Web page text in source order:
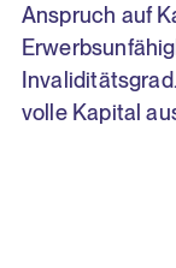
Anspruch auf
volle Kapital